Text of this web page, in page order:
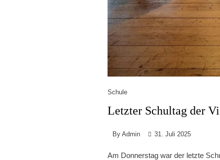
Schule
Letzter Schultag der
ByAdmin 31. Juli 2025
Am Donnerstag war der letzte